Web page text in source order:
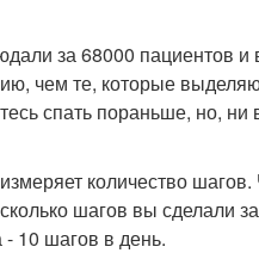
за 68000 пациентов
чем те, которые
спать пораньше, но,
количество
шагов вы сделали
10 шагов в день.